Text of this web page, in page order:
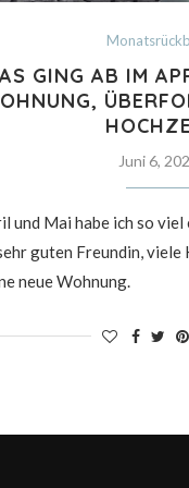
GING AB IM
Juni 6,
und Mai habe ich so
guten Freundin,
neue Wohnung.